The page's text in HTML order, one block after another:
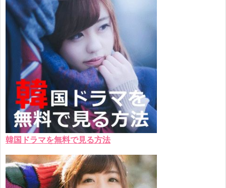
韓国ドラマを無料で見る方法